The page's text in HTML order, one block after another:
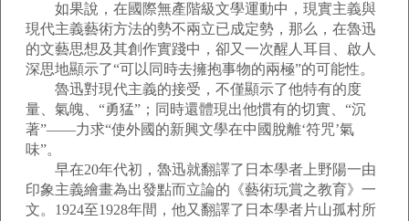
如果說，在國際無產階級文學運動中，現實主義與
現代主義藝術方法的勢不兩立已成定勢，那么，在魯迅
的文藝思想及其創作實踐中，卻又一次醒人耳目、啟人
深思地顯示了“可以同時去擁抱事物的兩極”的可能性。
魯迅對現代主義的接受，不僅顯示了他特有的度
量、氣魄、“勇猛”；同時還體現出他慣有的切實、“沉
著”——力求“使外國的新興文學在中國脫離‘符咒’氣
味”。
早在20年代初，魯迅就翻譯了日本學者上野陽一由
印象主義繪畫為出發點而立論的《藝術玩賞之教育》一
文。1924至1928年間，他又翻譯了日本學者片山孤村所